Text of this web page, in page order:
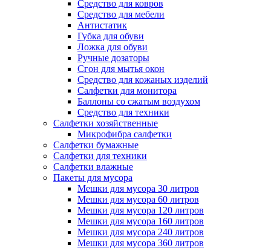
Средство для ковров
Средство для мебели
Антистатик
Губка для обуви
Ложка для обуви
Ручные дозаторы
Сгон для мытья окон
Средство для кожаных изделий
Салфетки для монитора
Баллоны со сжатым воздухом
Средство для техники
Салфетки хозяйственные
Микрофибра салфетки
Салфетки бумажные
Салфетки для техники
Салфетки влажные
Пакеты для мусора
Мешки для мусора 30 литров
Мешки для мусора 60 литров
Мешки для мусора 120 литров
Мешки для мусора 160 литров
Мешки для мусора 240 литров
Мешки для мусора 360 литров